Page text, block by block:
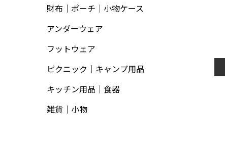
財布｜ポーチ｜小物ケース
アンダーウェア
フットウェア
ピクニック｜キャンプ用品
キッチン用品｜食器
雑貨｜小物